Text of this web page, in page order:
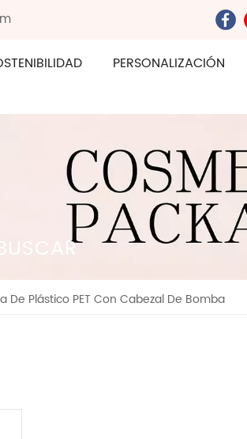
PERSONALIZACIÓN
De Plástico PET Con Cabezal De Bomba